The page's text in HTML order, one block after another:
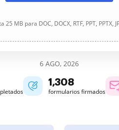
MB para DOC, DOCX, RTF, PPT, PPTX,
6 AGO, 2026
1,308
formularios firmados